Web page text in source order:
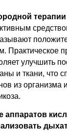
Практическое
улучшить
и ткани, что
из
аппаратов